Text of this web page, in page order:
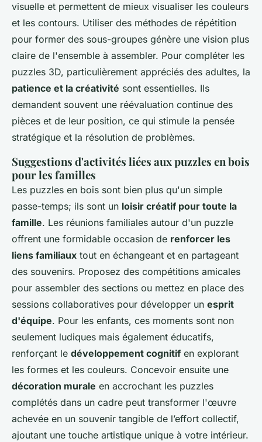
visuelle et permettent de mieux visualiser les couleurs
et les contours. Utiliser des méthodes de répétition
pour former des sous-groupes génère une vision plus
claire de l'ensemble à assembler. Pour compléter les
puzzles 3D, particulièrement appréciés des adultes, la
patience et la créativité sont essentielles. Ils
demandent souvent une réévaluation continue des
pièces et de leur position, ce qui stimule la pensée
stratégique et la résolution de problèmes.
Suggestions d'activités liées aux puzzles en bois
pour les familles
Les puzzles en bois sont bien plus qu'un simple
passe-temps; ils sont un loisir créatif pour toute la
famille. Les réunions familiales autour d'un puzzle
offrent une formidable occasion de renforcer les
liens familiaux tout en échangeant et en partageant
des souvenirs. Proposez des compétitions amicales
pour assembler des sections ou mettez en place des
sessions collaboratives pour développer un esprit
d'équipe. Pour les enfants, ces moments sont non
seulement ludiques mais également éducatifs,
renforçant le développement cognitif en explorant
les formes et les couleurs. Concevoir ensuite une
décoration murale en accrochant les puzzles
complétés dans un cadre peut transformer l'œuvre
achevée en un souvenir tangible de l’effort collectif,
ajoutant une touche artistique unique à votre intérieur.